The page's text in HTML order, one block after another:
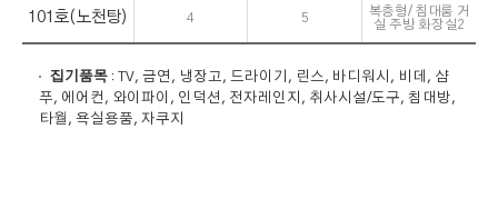
101호(노천탕) 4 5
복층형/ 침대룸 거
실 주방 화장실2
집기품목 : TV, 금연, 냉장고, 드라이기, 린스, 바디워시, 비데, 샴
푸, 에어컨, 와이파이, 인덕션, 전자레인지, 취사시설/도구, 침대방,
타월, 욕실용품, 자쿠지